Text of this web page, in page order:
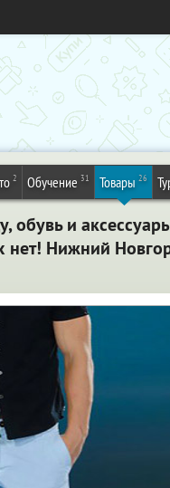
2 Обучение 31 Товары 26
обувь и
нет! Нижний